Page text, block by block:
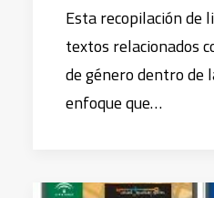
Esta recopilación de
textos relacionados
de género dentro de
enfoque que…